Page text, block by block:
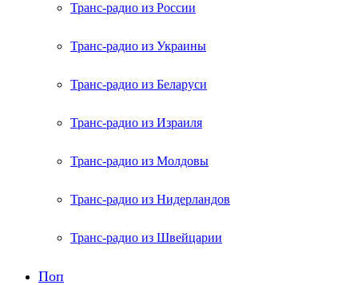
Транс-радио из России
Транс-радио из Украины
Транс-радио из Беларуси
Транс-радио из Израиля
Транс-радио из Молдовы
Транс-радио из Нидерландов
Транс-радио из Швейцарии
Поп